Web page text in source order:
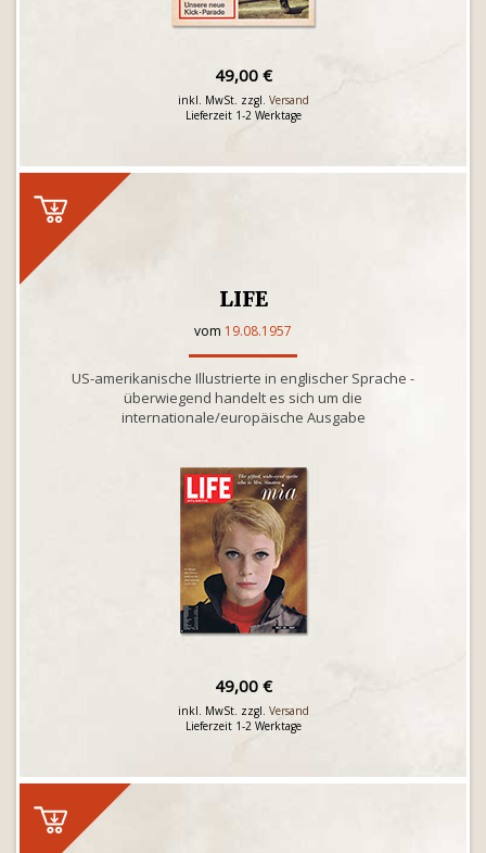
49,00 €
inkl. MwSt. zzgl. Versand
Lieferzeit 1-2 Werktage
LIFE
vom 19.08.1957
US-amerikanische Illustrierte in englischer Sprache -
überwiegend handelt es sich um die
internationale/europäische Ausgabe
49,00 €
inkl. MwSt. zzgl. Versand
Lieferzeit 1-2 Werktage